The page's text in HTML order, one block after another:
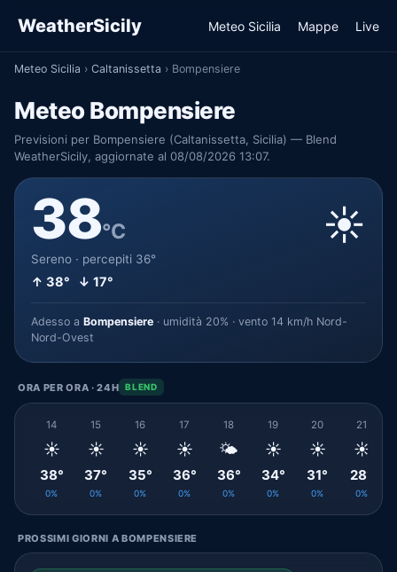
WeatherSicily Meteo Sicilia Mappe Live
Meteo Sicilia › Caltanissetta › Bompensiere
Meteo Bompensiere
Previsioni per Bompensiere (Caltanissetta, Sicilia) — Blend
WeatherSicily, aggiornate al 08/08/2026 13:07.
38°C
Sereno · percepiti 36°
↑ 38° ↓ 17°
☀️
Adesso a Bompensiere · umidità 20% · vento 14 km/h Nord-
Nord-Ovest
ORA PER ORA · 24H BLEND
14
☀️
38°
0%
15
☀️
37°
0%
16
☀️
35°
0%
17
☀️
36°
0%
18
🌤️
36°
0%
19
☀️
34°
0%
20
☀️
31°
0%
21
☀️
28°
0%
PROSSIMI GIORNI A BOMPENSIERE